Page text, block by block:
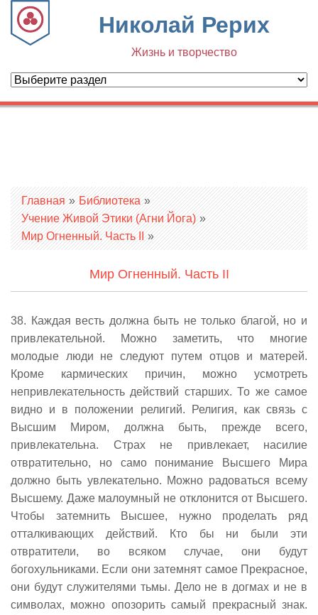
Николай Рерих
Жизнь и творчество
Вы здесь
Главная » Библиотека »
Учение Живой Этики (Агни Йога) »
Мир Огненный. Часть II »
Мир Огненный. Часть II
38. Каждая весть должна быть не только благой, но и
привлекательной. Можно заметить, что многие
молодые люди не следуют путем отцов и матерей.
Кроме кармических причин, можно усмотреть
непривлекательность действий старших. То же самое
видно и в положении религий. Религия, как связь с
Высшим Миром, должна быть, прежде всего,
привлекательна. Страх не привлекает, насилие
отвратительно, но само понимание Высшего Мира
должно быть увлекательно. Можно радоваться всему
Высшему. Даже малоумный не отклонится от Высшего.
Чтобы затемнить Высшее, нужно проделать ряд
отталкивающих действий. Кто бы ни были эти
отвратители, во всяком случае, они будут
богохульниками. Если они затемнят самое Прекрасное,
они будут служителями тьмы. Дело не в догмах и не в
символах, можно опозорить самый прекрасный знак.